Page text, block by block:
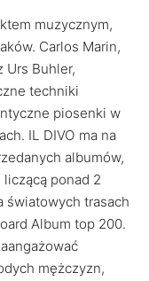
muzycznym,
Carlos Marin,
Urs Buhler,
techniki
piosenki w
IL DIVO ma na
albumów,
liczącą ponad 2
światowych trasach
Album top 200.
mężczyzn,